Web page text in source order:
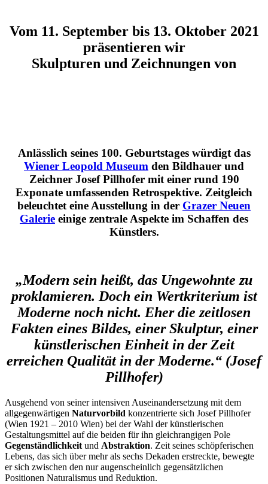
Vom 11. September bis 13. Oktober 2021
präsentieren wir
Skulpturen und Zeichnungen von
Anlässlich seines 100. Geburtstages würdigt das
Wiener Leopold Museum den Bildhauer und
Zeichner Josef Pillhofer mit einer rund 190
Exponate umfassenden Retrospektive. Zeitgleich
beleuchtet eine Ausstellung in der Grazer Neuen
Galerie einige zentrale Aspekte im Schaffen des
Künstlers.
„Modern sein heißt, das Ungewohnte zu
proklamieren. Doch ein Wertkriterium ist
Moderne noch nicht. Eher die zeitlosen
Fakten eines Bildes, einer Skulptur, einer
künstlerischen Einheit in der Zeit
erreichen Qualität in der Moderne.“ (Josef
Pillhofer)
Ausgehend von seiner intensiven Auseinandersetzung mit dem
allgegenwärtigen Naturvorbild konzentrierte sich Josef Pillhofer
(Wien 1921 – 2010 Wien) bei der Wahl der künstlerischen
Gestaltungsmittel auf die beiden für ihn gleichrangigen Pole
Gegenständlichkeit und Abstraktion. Zeit seines schöpferischen
Lebens, das sich über mehr als sechs Dekaden erstreckte, bewegte
er sich zwischen den nur augenscheinlich gegensätzlichen
Positionen Naturalismus und Reduktion.